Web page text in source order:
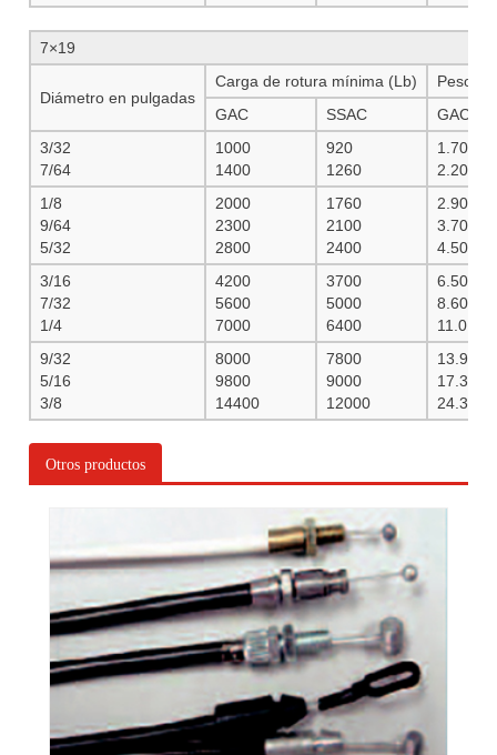
7×19
Diámetro en pulgadas
Carga de rotura mínima (Lb)
Peso
GAC
SSAC
GAC &
3/32
7/64
1000
1400
920
1260
1.70
2.20
1/8
9/64
5/32
2000
2300
2800
1760
2100
2400
2.90
3.70
4.50
3/16
7/32
1/4
4200
5600
7000
3700
5000
6400
6.50
8.60
11.0
9/32
5/16
3/8
8000
9800
14400
7800
9000
12000
13.9
17.3
24.3
Otros productos